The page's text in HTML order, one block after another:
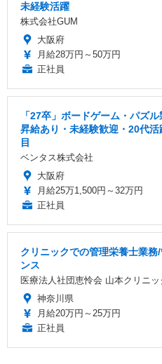
未経験活躍
株式会社GUM
大阪府
月給28万円～50万円
正社員
「27卒」ボードゲーム・パズ
昇給あり・未経験歓迎・20代
目
ベンタス株式会社
大阪府
月給25万1,500円～32万円
正社員
クリニックでの管理栄養士業
ンス
医療法人社団恵怜会 山本クリニッ
神奈川県
月給20万円～25万円
正社員